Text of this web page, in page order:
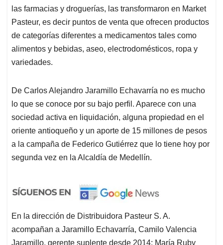
las farmacias y droguerías, las transformaron en Market
Pasteur, es decir puntos de venta que ofrecen productos
de categorías diferentes a medicamentos tales como
alimentos y bebidas, aseo, electrodomésticos, ropa y
variedades.
De Carlos Alejandro Jaramillo Echavarría no es mucho
lo que se conoce por su bajo perfil. Aparece con una
sociedad activa en liquidación, alguna propiedad en el
oriente antioqueño y un aporte de 15 millones de pesos
a la campaña de Federico Gutiérrez que lo tiene hoy por
segunda vez en la Alcaldía de Medellín.
En la dirección de Distribuidora Pasteur S. A.
acompañan a Jaramillo Echavarría, Camilo Valencia
Jaramillo, gerente suplente desde 2014; María Ruby